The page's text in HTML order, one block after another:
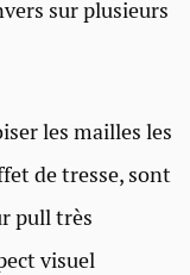
sur plusieurs
les mailles les
de tresse, sont
pull très
visuel